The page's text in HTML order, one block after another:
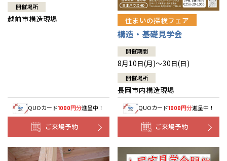
開催場所
越前市構造現場
QUOカード1000円分進呈中！
ご来場予約
住まいの探検フェア
構造・基礎見学会
開催期間
8月10日(月)～30日(日)
開催場所
長岡市内構造現場
QUOカード1000円分進呈中！
ご来場予約